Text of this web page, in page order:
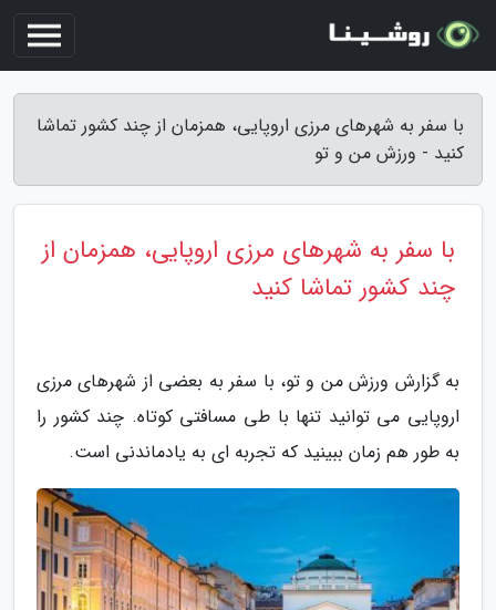
با سفر به شهرهای مرزی اروپایی، همزمان از چند کشور تماشا
کنید - ورزش من و تو
با سفر به شهرهای مرزی اروپایی، همزمان از
چند کشور تماشا کنید
به گزارش ورزش من و تو، با سفر به بعضی از شهرهای مرزی
اروپایی می توانید تنها با طی مسافتی کوتاه. چند کشور را
به طور هم زمان ببینید که تجربه ای به یادماندنی است.